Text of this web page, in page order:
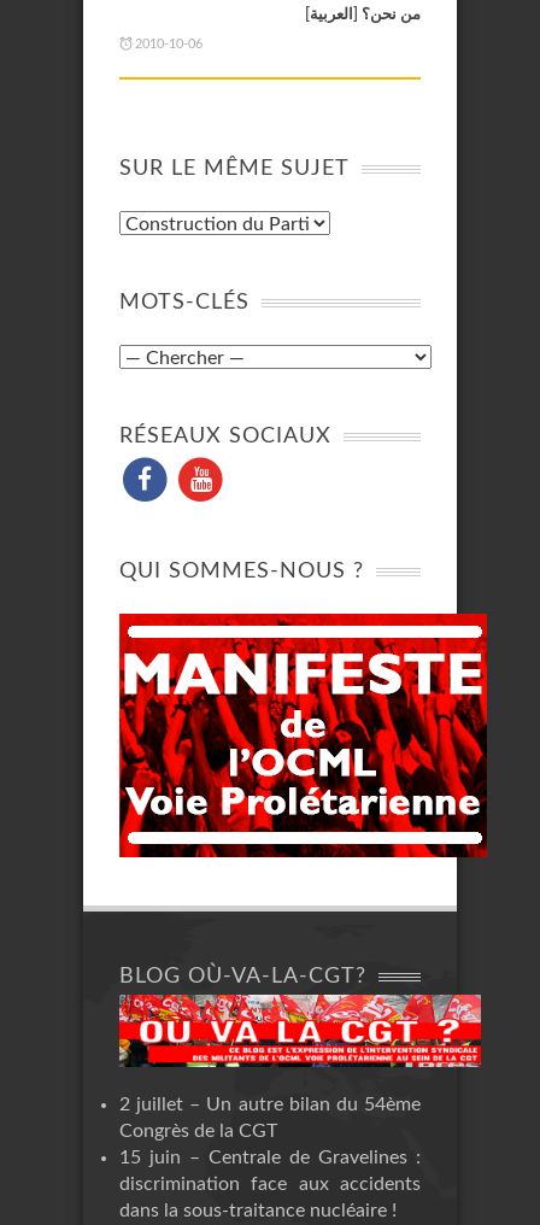
[من نحن؟ [العربية
2010-10-06
SUR LE MÊME SUJET
MOTS-CLÉS
RÉSEAUX SOCIAUX
QUI SOMMES-NOUS ?
BLOG OÙ-VA-LA-CGT?
2 juillet – Un autre bilan du 54ème
Congrès de la CGT
15 juin – Centrale de Gravelines :
discrimination face aux accidents
dans la sous-traitance nucléaire !